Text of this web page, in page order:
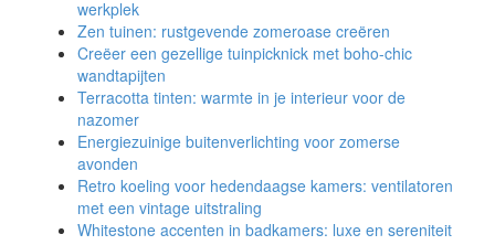
werkplek
Zen tuinen: rustgevende zomeroase creëren
Creëer een gezellige tuinpicknick met boho-chic
wandtapijten
Terracotta tinten: warmte in je interieur voor de
nazomer
Energiezuinige buitenverlichting voor zomerse
avonden
Retro koeling voor hedendaagse kamers: ventilatoren
met een vintage uitstraling
Whitestone accenten in badkamers: luxe en sereniteit